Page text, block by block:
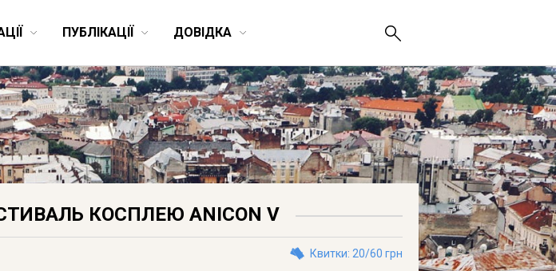
ПУБЛІКАЦІЇ ДОВІДКА
КОСПЛЕЮ ANICON V
Квитки: 20/60 грн